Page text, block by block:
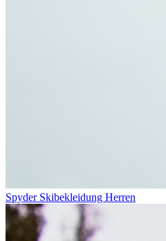
Spyder Skibekleidung Herren